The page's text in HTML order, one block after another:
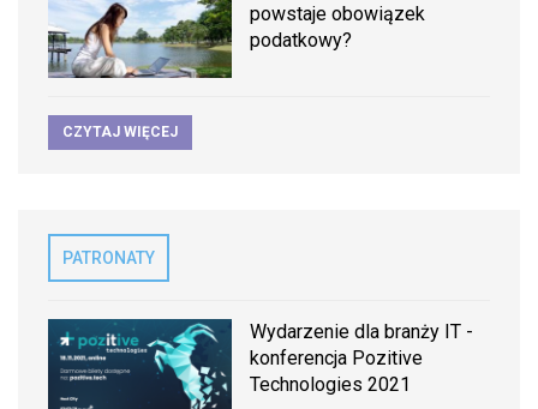
powstaje obowiązek
podatkowy?
CZYTAJ WIĘCEJ
PATRONATY
Wydarzenie dla branży IT -
konferencja Pozitive
Technologies 2021